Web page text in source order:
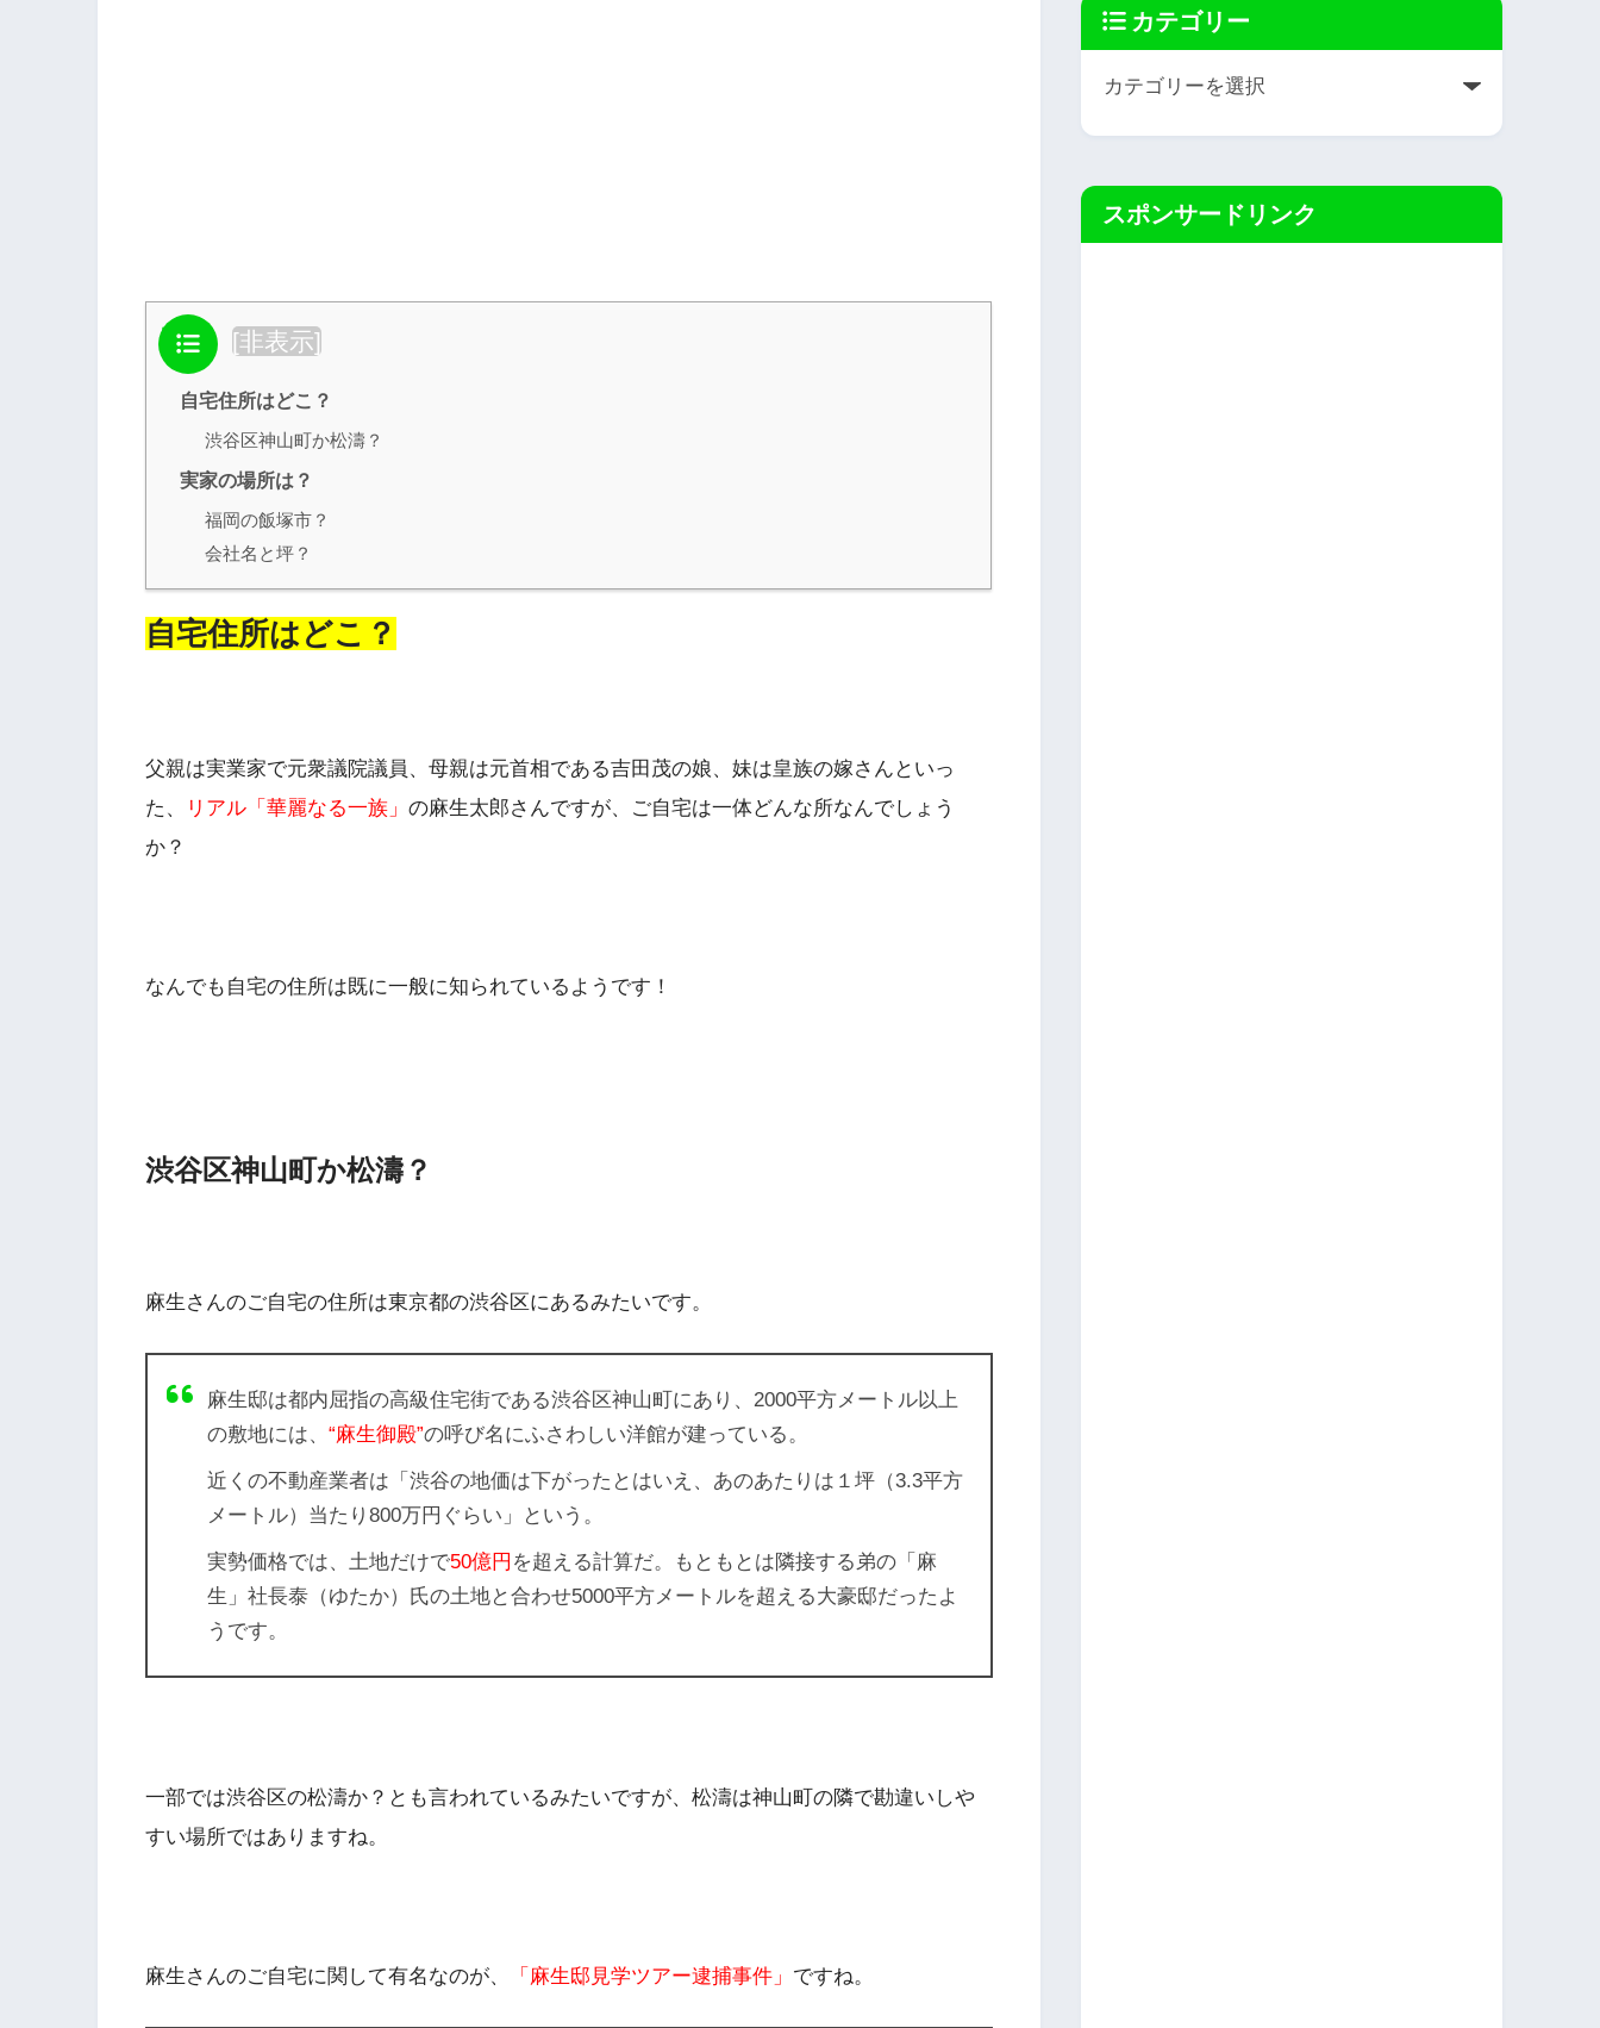
目次 [非表示]
自宅住所はどこ？
渋谷区神山町か松濤？
実家の場所は？
福岡の飯塚市？
会社名と坪？
自宅住所はどこ？
父親は実業家で元衆議院議員、母親は元首相である吉田茂の娘、妹は皇族の嫁さんといっ
た、
リアル「華麗なる一族」 の麻生太郎さんですが、 ご自宅は一体どんな所なんでしょう
か？
なんでも自宅の住所は既に一般に知られているようです！
渋谷区神山町か松濤？
麻生さんのご自宅の住所は東京都の渋谷区にあるみたいです。
麻生邸は都内屈指の高級住宅街である渋谷区神山町にあり、2000平方メートル以上
の敷地には、 “麻生御殿”の呼び名にふさわしい洋館が建っている。
近くの不動産業者は「渋谷の地価は下がったとはいえ、あのあたりは１坪（3.3平方
メートル）当たり800万円ぐらい」という。
実勢価格では、土地だけで50億円 を超える計算だ。もともとは隣接する弟の「麻
生」社長泰（ゆたか）氏の土地と合わせ5000平方メートルを超える大豪邸だったよ
うです。
一部では渋谷区の松濤か？とも言われているみたいですが、松濤は神山町の隣で勘違いしや
すい場所ではありますね。
麻生さんのご自宅に関して有名なのが、 「麻生邸見学ツアー逮捕事件」 ですね。
カテゴリー
スポンサードリンク